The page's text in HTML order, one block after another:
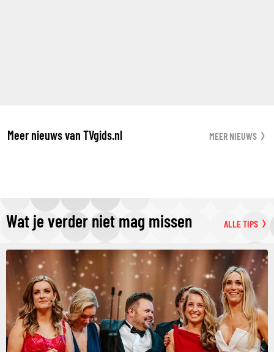
Meer nieuws van TVgids.nl MEER NIEUWS
Wat je verder niet mag missen ALLE TIPS